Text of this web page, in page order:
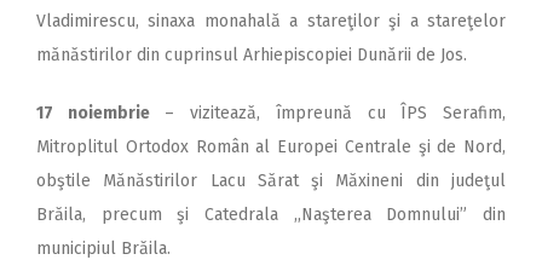
Vladimirescu, sinaxa monahală a stareţilor şi a stareţelor
mănăstirilor din cuprinsul Arhiepiscopiei Dunării de Jos.
17 noiembrie– vizitează, împreună cu ÎPS Serafim,
Mitroplitul Ortodox Român al Europei Centrale şi de Nord,
obştile Mănăstirilor Lacu Sărat şi Măxineni din judeţul
Brăila, precum şi Catedrala ,,Naşterea Domnului” din
municipiul Brăila.